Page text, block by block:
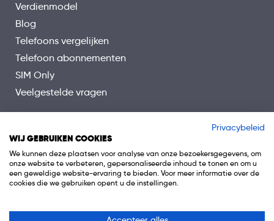
Verdienmodel
Blog
Telefoons vergelijken
Telefoon abonnementen
SIM Only
Veelgestelde vragen
Privacybeleid
WIJ GEBRUIKEN COOKIES
We kunnen deze plaatsen voor analyse van onze bezoekersgegevens, om
onze website te verbeteren, gepersonaliseerde inhoud te tonen en om u
een geweldige website-ervaring te bieden. Voor meer informatie over de
cookies die we gebruiken opent u de instellingen.